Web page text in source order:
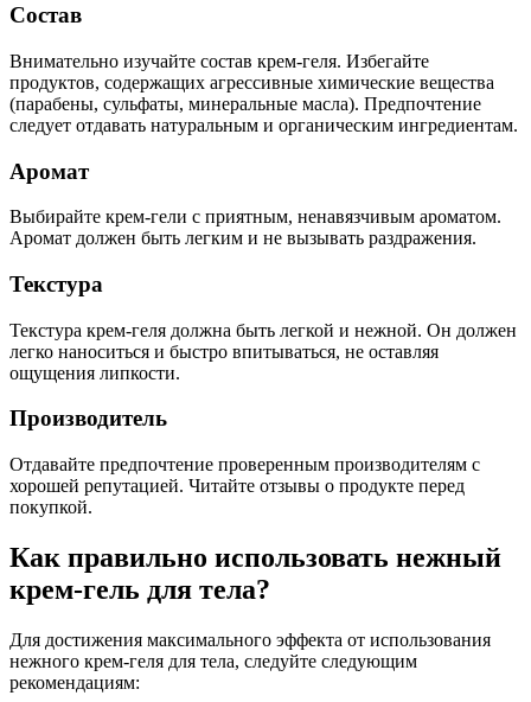
Состав
Внимательно изучайте состав крем-геля. Избегайте
продуктов, содержащих агрессивные химические вещества
(парабены, сульфаты, минеральные масла). Предпочтение
следует отдавать натуральным и органическим ингредиентам.
Аромат
Выбирайте крем-гели с приятным, ненавязчивым ароматом.
Аромат должен быть легким и не вызывать раздражения.
Текстура
Текстура крем-геля должна быть легкой и нежной. Он должен
легко наноситься и быстро впитываться, не оставляя
ощущения липкости.
Производитель
Отдавайте предпочтение проверенным производителям с
хорошей репутацией. Читайте отзывы о продукте перед
покупкой.
Как правильно использовать нежный
крем-гель для тела?
Для достижения максимального эффекта от использования
нежного крем-геля для тела, следуйте следующим
рекомендациям: